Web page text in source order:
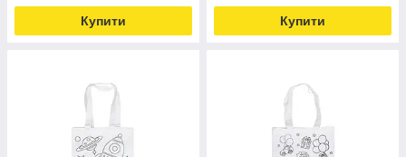
Купити Купити